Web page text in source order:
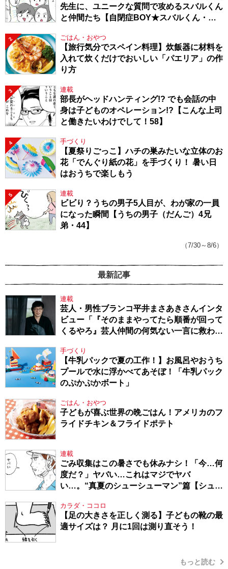
先生に、ユニークな質問で攻めるスバルくん
と仲間たち【自閉症BOY★スバルくん・
2 ごはん・おやつ
【旅行気分でスペイン料理】炊飯器に材料を
入れて炊くだけでおいしい「パエリア」の作
り方
3 連載
部長がヘッドハンティング!? でも会話の中
身は子どものオペレーション!?【こんな上司
と働きたいわけでして！58】
4 手づくり
【夏祭りごっこ】ハチの巣みたいな立体のお
花「でんぐり紙の花」を手づくり！ 暑い日
はおうちで楽しもう
5 連載
ビビり？うちの男子5人目が、わが家の一員
になった瞬間【うちの男子（だんご）4兄
弟・44】
（7/30～8/6）
最新記事
連載
芸人・男性ブランコ平井まさあきさんインタ
ビュー「『そのままやってたら順番が回って
くるやろ』芸人仲間の何気ない一言に救われ
手づくり
【牛乳パックで夏の工作！】お風呂やおうち
プールで水に浮かべてあそぼ！「牛乳パック
のぷかぷかボート」
ごはん・おやつ
子どもが喜ぶ世界の晩ごはん！アメリカのフ
ライドチキン＆フライドポテト
連載
ごみ収集はこの暑さでも休みナシ！「今…何
度だ？」ヤバい…これはマジでヤバ
い…。“真夏のシューシューマン”篇【シュー
カラダ・ココロ
【足の大きさを正しく測る】子どもの靴の最
適サイズは？ 月に1回は測り直そう！
もっと読む